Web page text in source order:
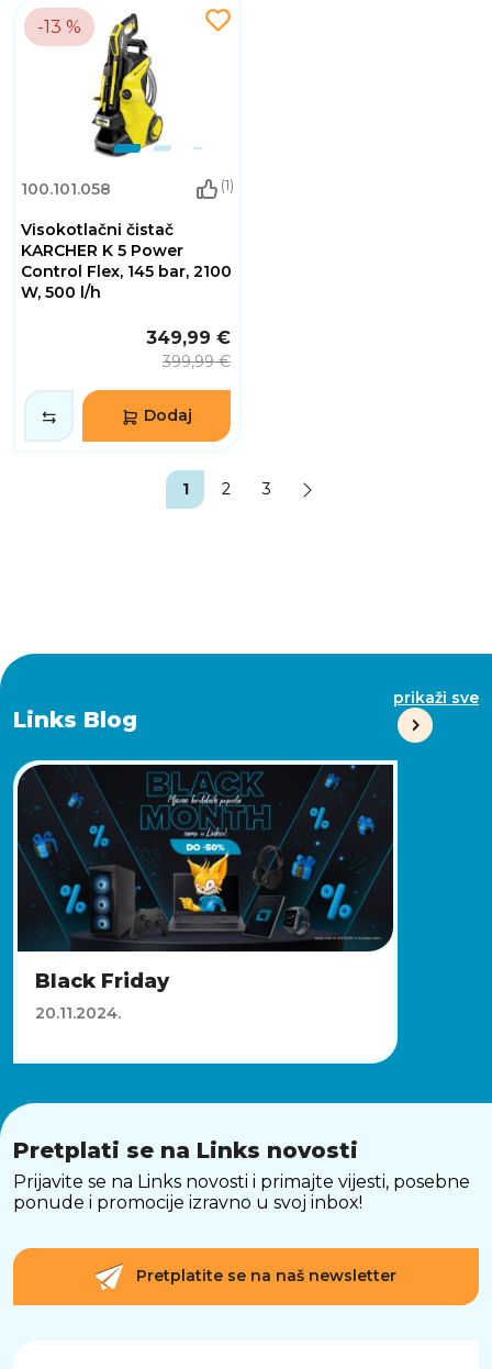
-13 %
100.101.058 (1)
Visokotlačni čistač
KARCHER K 5 Power
Control Flex, 145 bar, 2100
W, 500 l/h
349,99 €
399,99 €
Dodaj
1 2 3
Links Blog
prikaži sve
Black Friday
20.11.2024.
Pretplati se na Links novosti
Prijavite se na Links novosti i primajte vijesti, posebne
ponude i promocije izravno u svoj inbox!
Pretplatite se na naš newsletter